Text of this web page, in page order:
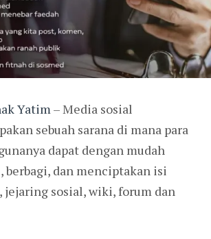
Yatim– Media sosial
sebuah sarana di mana para
dapat dengan mudah
berbagi, dan menciptakan isi
sosial, wiki, forum dan